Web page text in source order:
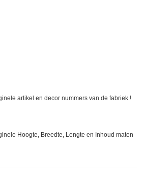
artikel en decor nummers van de fabriek !
Hoogte, Breedte, Lengte en Inhoud maten